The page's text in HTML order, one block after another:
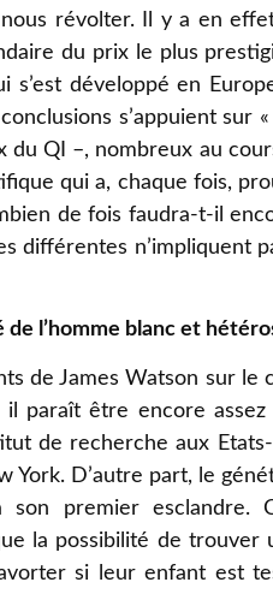
révolter. Il y a en
du prix le plus
s’est développé en
s’appuient sur
QI –, nombreux au
qui a, chaque fois,
de fois faudra-t-il
différentes n’impliquent
de l’homme blanc et
de James Watson sur le
paraît être encore
de recherche aux
York. D’autre part, le
premier esclandre.
la possibilité de trouver
si leur enfant est